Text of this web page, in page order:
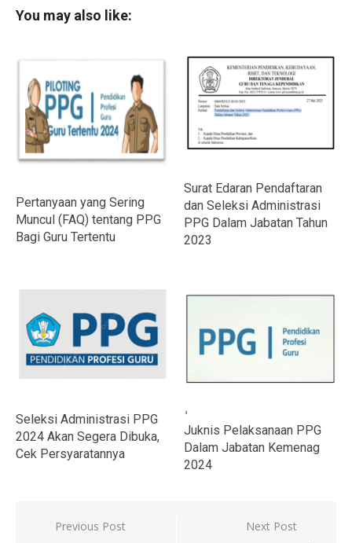
You may also like:
Pertanyaan yang Sering
Muncul (FAQ) tentang PPG
Bagi Guru Tertentu
Surat Edaran Pendaftaran
dan Seleksi Administrasi
PPG Dalam Jabatan Tahun
2023
Seleksi Administrasi PPG
2024 Akan Segera Dibuka,
Cek Persyaratannya
Juknis Pelaksanaan PPG
Dalam Jabatan Kemenag
2024
Navigasi
Previous Post Next Post